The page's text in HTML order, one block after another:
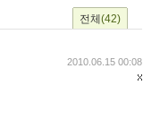
전체(42)
2010.06.15 00:08